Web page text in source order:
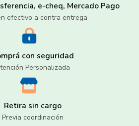
e-cheq, Mercado Pago
efectivo a contra entrega
con seguridad
Personalizada
Retira sin cargo
Previa coordinación